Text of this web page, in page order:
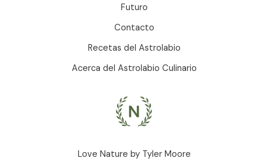
Futuro
Contacto
Recetas del Astrolabio
Acerca del Astrolabio Culinario
Love Nature by Tyler Moore